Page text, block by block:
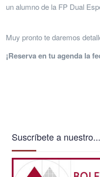
un alumno de la FP Dual
Muy pronto te daremos
¡Reserva en tu agenda la
Suscríbete a nuestro...